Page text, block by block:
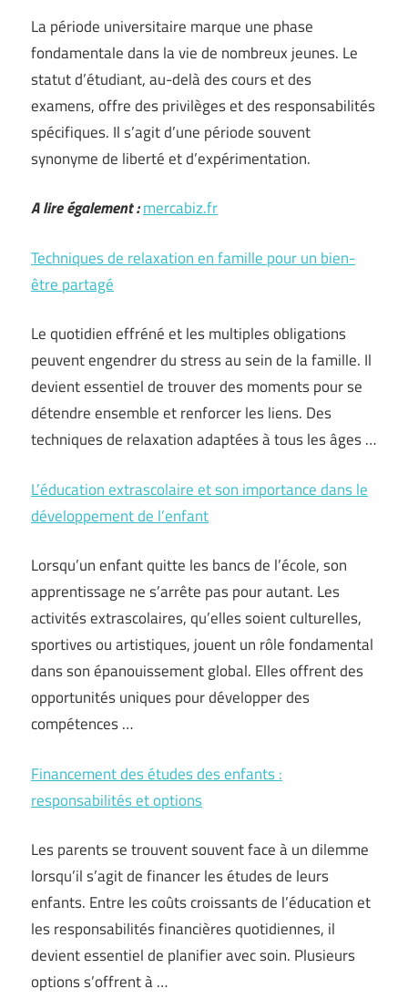
La période universitaire marque une phase
fondamentale dans la vie de nombreux jeunes. Le
statut d’étudiant, au-delà des cours et des
examens, offre des privilèges et des responsabilités
spécifiques. Il s’agit d’une période souvent
synonyme de liberté et d’expérimentation.
A lire également :mercabiz.fr
Techniques de relaxation en famille pour un bien-
être partagé
Le quotidien effréné et les multiples obligations
peuvent engendrer du stress au sein de la famille. Il
devient essentiel de trouver des moments pour se
détendre ensemble et renforcer les liens. Des
techniques de relaxation adaptées à tous les âges …
L’éducation extrascolaire et son importance dans le
développement de l’enfant
Lorsqu’un enfant quitte les bancs de l’école, son
apprentissage ne s’arrête pas pour autant. Les
activités extrascolaires, qu’elles soient culturelles,
sportives ou artistiques, jouent un rôle fondamental
dans son épanouissement global. Elles offrent des
opportunités uniques pour développer des
compétences …
Financement des études des enfants :
responsabilités et options
Les parents se trouvent souvent face à un dilemme
lorsqu’il s’agit de financer les études de leurs
enfants. Entre les coûts croissants de l’éducation et
les responsabilités financières quotidiennes, il
devient essentiel de planifier avec soin. Plusieurs
options s’offrent à …